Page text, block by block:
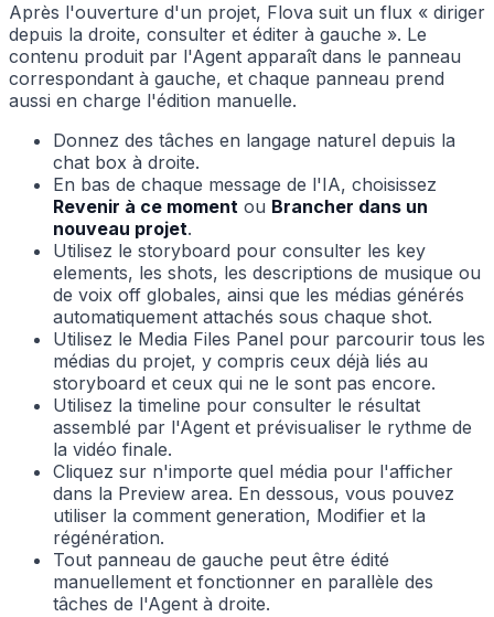
Après l'ouverture d'un projet, Flova suit un flux « diriger
depuis la droite, consulter et éditer à gauche ». Le
contenu produit par l'Agent apparaît dans le panneau
correspondant à gauche, et chaque panneau prend
aussi en charge l'édition manuelle.
Donnez des tâches en langage naturel depuis la
chat box à droite.
En bas de chaque message de l'IA, choisissez
Revenir à ce moment ou Brancher dans un
nouveau projet.
Utilisez le storyboard pour consulter les key
elements, les shots, les descriptions de musique ou
de voix off globales, ainsi que les médias générés
automatiquement attachés sous chaque shot.
Utilisez le Media Files Panel pour parcourir tous les
médias du projet, y compris ceux déjà liés au
storyboard et ceux qui ne le sont pas encore.
Utilisez la timeline pour consulter le résultat
assemblé par l'Agent et prévisualiser le rythme de
la vidéo finale.
Cliquez sur n'importe quel média pour l'afficher
dans la Preview area. En dessous, vous pouvez
utiliser la comment generation, Modifier et la
régénération.
Tout panneau de gauche peut être édité
manuellement et fonctionner en parallèle des
tâches de l'Agent à droite.